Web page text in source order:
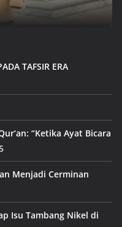
TAFSIR ERA
“Ketika Ayat Bicara
Menjadi Cerminan
Isu Tambang Nikel di